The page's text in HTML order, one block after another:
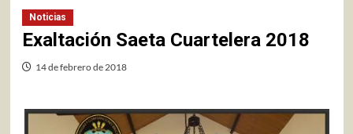
Noticias
Exaltación Saeta Cuartelera 2018
14 de febrero de 2018